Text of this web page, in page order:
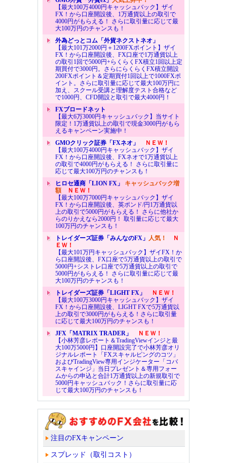
【最大100万4000円キャッシュバック】ザイ
FX！から口座開設後、1万通貨以上の取引で
4000円がもらえる！ さらに取引量に応じて最
大100万円のチャンスも！
外為どっとコム「外貨ネクストネオ」
【最大101万2000円＋1200FXポイント】ザイ
FX！から口座開設後、FX口座で1万通貨以上
の取引1回で5000円+らくらくFX積立1回以上定
期買付で3000円。さらにらくらくFX積立開設
200FXポイント＆定期買付1回以上で1000FXポ
イント。さらに取引量に応じて最大100万円に
加え、スクール受講と理解度テスト合格など
で1000円、CFD開設と取引で最大4000円！
FXブロードネット
【最大6万3000円キャッシュバック】当サイト
限定！1万通貨以上の取引で現金3000円がもら
えるキャンペーン実施中！
GMOクリック証券「FXネオ」
ＮＥＷ！
【最大100万4000円キャッシュバック】ザイ
FX！から口座開設後、FXネオで1万通貨以上
の取引で4000円がもらえる！ さらに取引量に
応じて最大100万円のチャンスも！
ヒロセ通商「LION FX」 キャッシュバック増
額ＮＥＷ！
【最大100万7000円キャッシュバック】ザイ
FX！から口座開設後、英ポンド/円1万通貨以
上の取引で5000円がもらえる！ さらに他社か
らのりかえなら2000円！ 取引量に応じて最大
100万円のチャンスも！
トレイダーズ証券「みんなのFX」 人気！
Ｎ
ＥＷ！
【最大101万円キャッシュバック】ザイFX！か
ら口座開設後、FX口座で5万通貨以上の取引で
5000円+シストレ口座で5万通貨以上の取引で
5000円がもらえる！ さらに取引量に応じて最
大100万円のチャンスも！
トレイダーズ証券「LIGHT FX」
ＮＥＷ！
【最大100万3000円キャッシュバック】ザイ
FX！から口座開設後、LIGHT FXで5万通貨以
上の取引で3000円がもらえる！さらに取引量
に応じて最大100万円のチャンスも！
JFX「MATRIX TRADER」
ＮＥＷ！
【小林芳彦レポート＆TradingViewインジと最
大100万5000円】口座開設完了で小林芳彦オリ
ジナルレポート「FXスキャルピングのコツ」
およびTradingView専用インジケーター「コバ
スキャインジ」当日プレゼント＆専用フォー
ムからの申込と合計1万通貨以上の新規取引で
5000円キャッシュバック！さらに取引量に応
じて最大100万円のチャンスも！
注目のFXキャンペーン
スプレッド（取引コスト）